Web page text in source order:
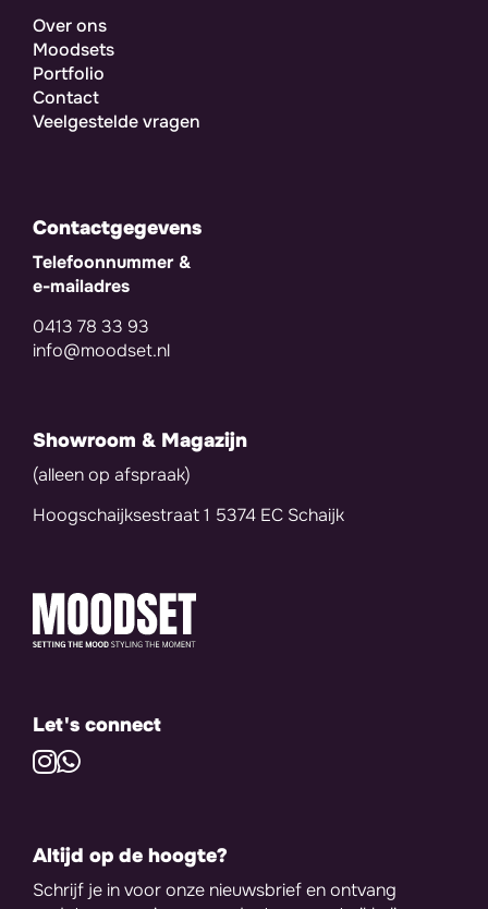
Over ons
Moodsets
Portfolio
Contact
Veelgestelde vragen
Contactgegevens
Telefoonnummer &
e-mailadres
0413 78 33 93
info@moodset.nl
Showroom & Magazijn
(alleen op afspraak)
Hoogschaijksestraat 1 5374 EC Schaijk
Let's connect
Altijd op de hoogte?
Schrijf je in voor onze nieuwsbrief en ontvang